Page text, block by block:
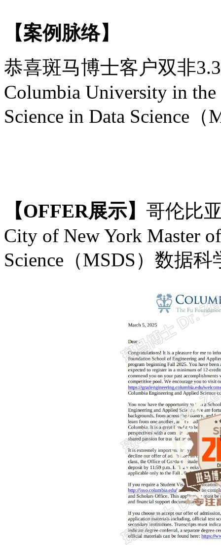
【案例脉络】
恭喜斑马博士客户双非
Columbia University in
Science in Data Science
【OFFER展示】 哥伦比
City of New York Master
Science（MSDS）数据科